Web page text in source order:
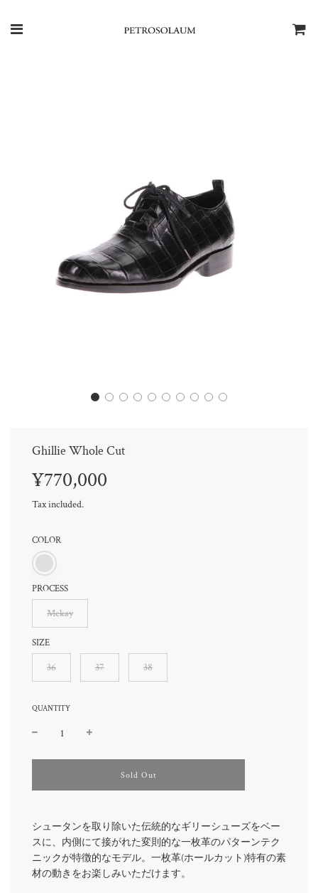
Ghillie Whole Cut
Sale
price
Regular
price
¥770,000
Tax included.
COLOR
PROCESS
Mckay
SIZE
36 37 38
QUANTITY
l
i
g
.
.
Sold Out
シュータンを取り除いた伝統的なギリーシューズをベー
スに、内側にて接がれた変則的な一枚革のパターンテク
ニックが特徴的なモデル。一枚革(ホールカット)特有の素
材の動きをお楽しみいただけます。